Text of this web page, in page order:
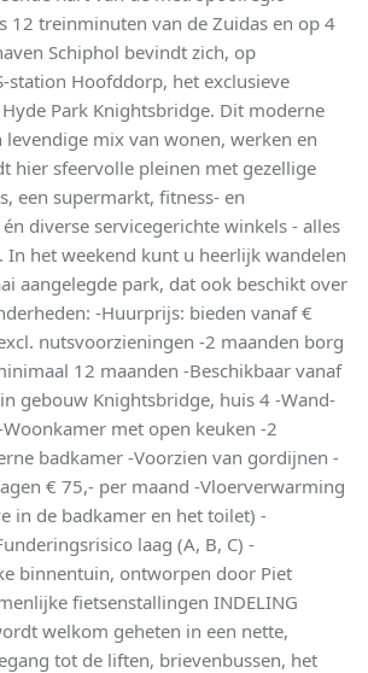
12 treinminuten van de Zuidas en op 4
Schiphol bevindt zich, op
station Hoofddorp, het exclusieve
Park Knightsbridge. Dit moderne
levendige mix van wonen, werken en
hier sfeervolle pleinen met gezellige
een supermarkt, fitness- en
diverse servicegerichte winkels - alles
In het weekend kunt u heerlijk wandelen
aangelegde park, dat ook beschikt over
-Huurprijs: bieden vanaf €
nutsvoorzieningen -2 maanden borg
12 maanden -Beschikbaar vanaf
gebouw Knightsbridge, huis 4 -Wand-
met open keuken -2
badkamer -Voorzien van gordijnen -
€ 75,- per maand -Vloerverwarming
in de badkamer en het toilet) -
laag (A, B, C) -
binnentuin, ontworpen door Piet
fietsenstallingen INDELING
welkom geheten in een nette,
tot de liften, brievenbussen, het